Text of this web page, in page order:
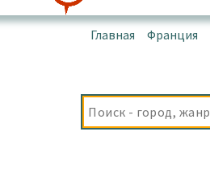
Главная Франция